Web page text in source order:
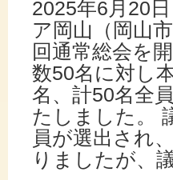
2025年6月20
ア岡山（岡山
回通常総会を
数50名に対し
名、計50名全
たしました。
員が選出され
りましたが、